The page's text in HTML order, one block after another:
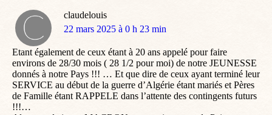
claudelouis
dit
22 mars 2025 à 0 h 23 min
Etant également de ceux étant à 20 ans appelé pour faire
environs de 28/30 mois ( 28 1/2 pour moi) de notre JEUNESSE
donnés à notre Pays !!! … Et que dire de ceux ayant terminé leur
SERVICE au début de la guerre d’Algérie étant mariés et Pères
de Famille étant RAPPELE dans l’attente des contingents futurs
!!!…